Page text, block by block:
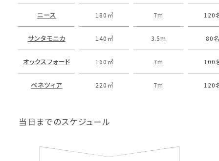
ニース 180㎡ 7m 120
サンタモニカ 140㎡ 3.5m 80
オックスフォード 160㎡ 7m 100
ベネツィア 220㎡ 7m 120
当日までのスケジュール